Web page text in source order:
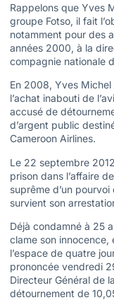
Rappelons que Yves
groupe Fotso, il fait
notamment pour des
années 2000, à la
compagnie nationale
En 2008, Yves
l’achat inabouti de
accusé de
d’argent public
Cameroon Airlines.
Le 22 septembre
prison dans l’affaire
suprême d’un
survient son
Déjà condamné à 25
clame son
l’espace de quatre
prononcée vendredi
Directeur Général de
détournement de